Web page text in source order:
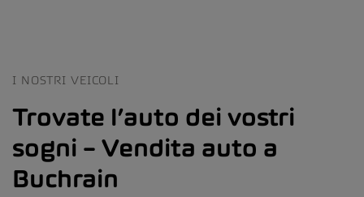
I NOSTRI VEICOLI
Trovate l’auto dei vostri
sogni – Vendita auto a
Buchrain